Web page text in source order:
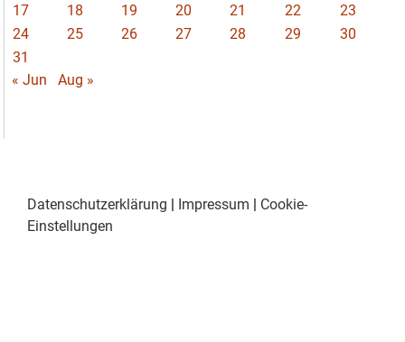
17
18 19 20 21 22
23
24
25 26 27 28 29
30
31
« Jun
Aug »
Datenschutzerklärung | Impressum | Cookie-
Einstellungen